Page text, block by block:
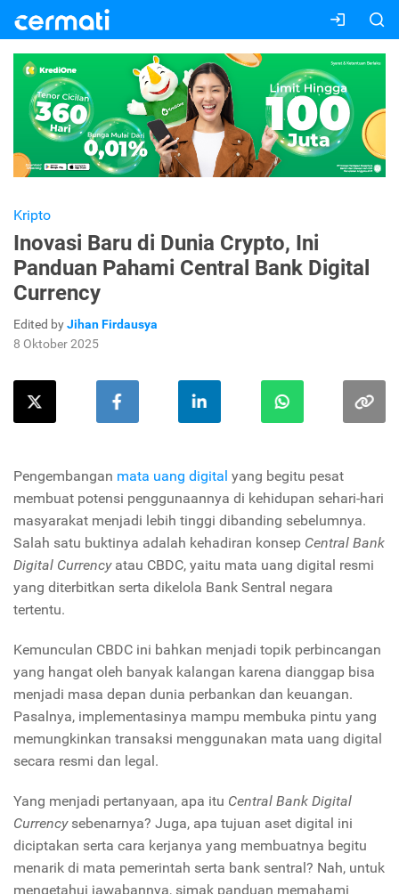
Kripto
Inovasi Baru di Dunia Crypto, Ini
Panduan Pahami Central Bank Digital
Currency
Edited byJihan Firdausya
8 Oktober 2025
Pengembangan mata uang digital yang begitu pesat
membuat potensi penggunaannya di kehidupan sehari-hari
masyarakat menjadi lebih tinggi dibanding sebelumnya.
Salah satu buktinya adalah kehadiran konsep Central Bank
Digital Currency atau CBDC, yaitu mata uang digital resmi
yang diterbitkan serta dikelola Bank Sentral negara
tertentu.
Kemunculan CBDC ini bahkan menjadi topik perbincangan
yang hangat oleh banyak kalangan karena dianggap bisa
menjadi masa depan dunia perbankan dan keuangan.
Pasalnya, implementasinya mampu membuka pintu yang
memungkinkan transaksi menggunakan mata uang digital
secara resmi dan legal.
Yang menjadi pertanyaan, apa itu Central Bank Digital
Currency sebenarnya? Juga, apa tujuan aset digital ini
diciptakan serta cara kerjanya yang membuatnya begitu
menarik di mata pemerintah serta bank sentral? Nah, untuk
mengetahui jawabannya, simak panduan memahami